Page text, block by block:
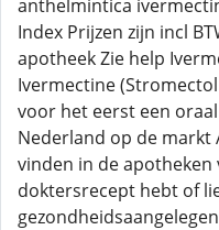
anthelmintica
Index Prijzen zijn incl
apotheek Zie help
Ivermectine
voor het eerst een
Nederland op de
vinden in de apotheken
doktersrecept hebt of